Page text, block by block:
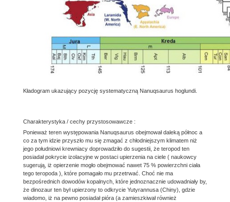
Kładogram ukazujący pozycję systematyczną Nanuqsaurus hoglundi.
Charakterystyka / cechy przystosowawcze :
Ponieważ teren występowania Nanuqsaurus obejmował daleką północ a
co za tym idzie przyszło mu się zmagać z chłodniejszym klimatem niż
jego południowi krewniacy doprowadziło do sugestii, że teropod ten
posiadał pokrycie izolacyjne w postaci upierzenia na ciele ( naukowcy
sugerują, iż opierzenie mogło obejmować nawet 75 % powierzchni ciała
tego teropoda ), które pomagało mu przetrwać. Choć nie ma
bezpośrednich dowodów kopalnych, które jednoznacznie udowadniały by,
że dinozaur ten był upierzony to odkrycie Yutyrannusa (Chiny), gdzie
wiadomo, iż na pewno posiadał pióra (a zamieszkiwał również